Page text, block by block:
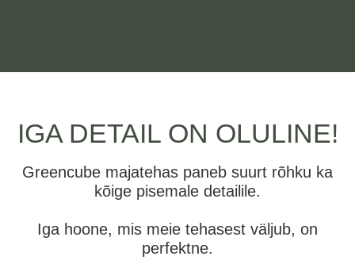
IGA DETAIL ON OLULINE!
Greencube majatehas paneb suurt rõhku ka
kõige pisemale detailile.
Iga hoone, mis meie tehasest väljub, on
perfektne.